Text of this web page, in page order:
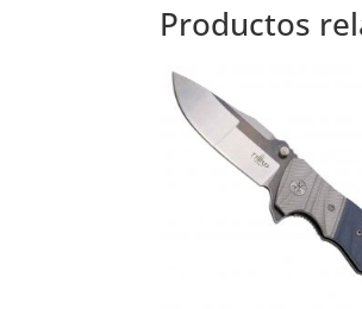
Productos